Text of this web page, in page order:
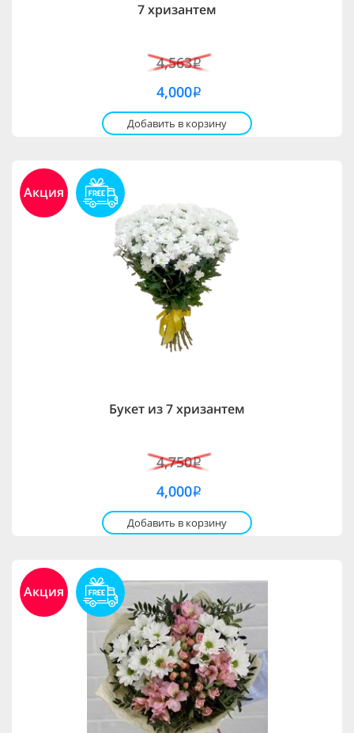
7 хризантем
4,563i
4,000i
Добавить в корзину
Акция
Букет из 7 хризантем
4,750i
4,000i
Добавить в корзину
Акция